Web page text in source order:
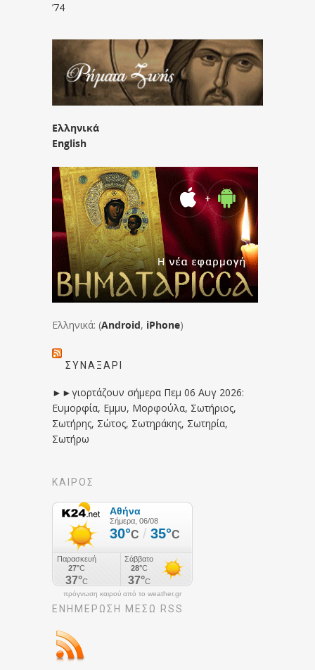
’74
Ελληνικά
English
Ελληνικά: (Android, iPhone)
ΣΥΝΑΞΆΡΙ
►►γιορτάζουν σήμερα Πεμ 06 Αυγ 2026:
Ευμορφία, Εμμυ, Μορφούλα, Σωτήριος,
Σωτήρης, Σώτος, Σωτηράκης, Σωτηρία,
Σωτήρω
ΚΑΙΡΟΣ
πρόγνωση καιρού από το weather.gr
ΕΝΗΜΈΡΩΣΉ ΜΕΣΩ RSS